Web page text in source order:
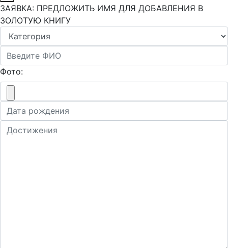
ЗАЯВКА: ПРЕДЛОЖИТЬ ИМЯ ДЛЯ ДОБАВЛЕНИЯ В
ЗОЛОТУЮ КНИГУ
Фото: